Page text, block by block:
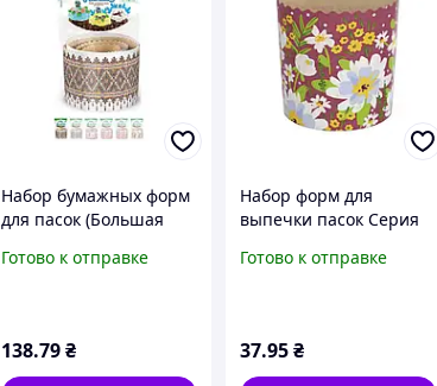
Набор бумажных форм
для пасок (Большая
размеров) ТМ УКРАСА
Готово к отправке
138.79₴
Набор форм для
выпечки пасок Серия
(5шт/уп) ТМ УКРАСА
Готово к отправке
37.95₴